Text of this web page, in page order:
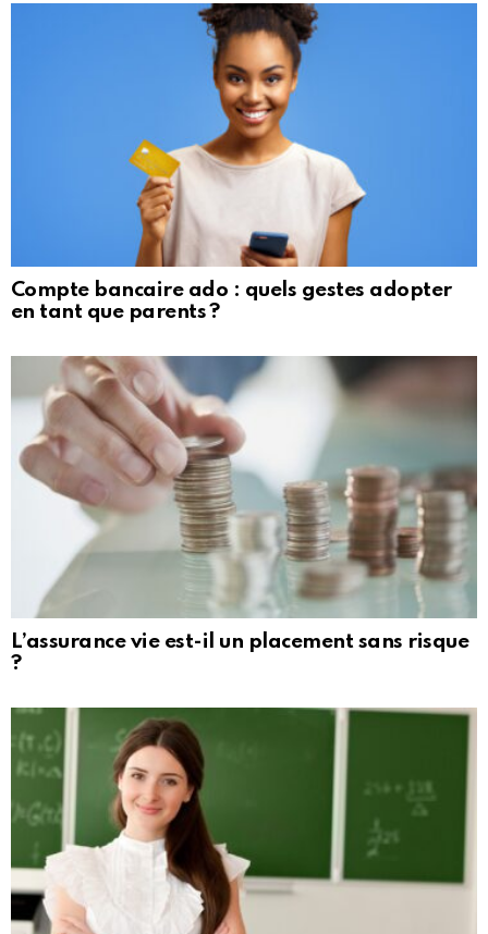
Compte bancaire ado : quels gestes adopter
en tant que parents ?
L’assurance vie est-il un placement sans risque
?